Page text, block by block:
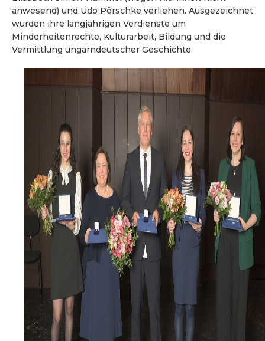
anwesend) und Udo Pörschke verliehen. Ausgezeichnet
wurden ihre langjährigen Verdienste um
Minderheitenrechte, Kulturarbeit, Bildung und die
Vermittlung ungarndeutscher Geschichte.